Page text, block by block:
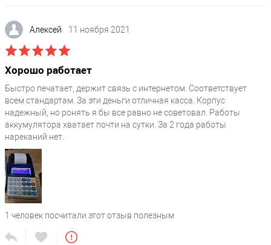
Интеграции
1С / выгрузка в Excel / загрузка из Excel / БифитКасса /
Microinvest / Честный знак
Маркировка товаров
Белье / Домашний скот / Духи / ЕГАИС-алко / ЕГАИС-лес /
Фотокамеры / Кожа / Лекарства / Изделия из меха / Обувь /
Шины / Табак / Верхняя одежда / Ветеринария (молочка) /
Ювелирка / Женские блузки
Комплектация
Адаптер питания / Краткое руководство по эксплуатации /
Термобумага 57 мм / Паспорт / Аккумулятор
Коллекция
Тип клавиатуры
Алексей 11 ноября 2021
Хорошо работает
Быстро печатает, держит связь с интернетом. Соответствует
всем стандартам. За эти деньги отличная касса. Корпус
надежный, но ронять я бы все равно не советовал. Работы
аккумулятора хватает почти на сутки. За 2 года работы
нареканий нет.
1 человек посчитали этот отзыв полезным